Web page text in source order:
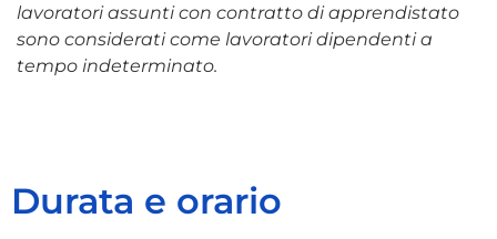
lavoratori assunti con contratto di apprendistato
sono considerati come lavoratori dipendenti a
tempo indeterminato.
Durata e orario